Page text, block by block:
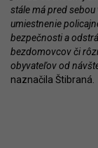
stále má pred
umiestnenie
bezpečnosti a
bezdomovcov či
obyvateľov od
naznačila Štibraná.